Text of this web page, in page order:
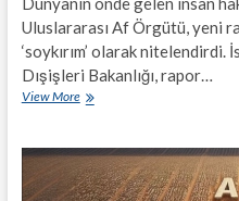
Uluslararası Af Örgütü, yeni
‘soykırım’ olarak
Dışişleri Bakanlığı, rapor…
View MoreUluslararası
Gazze’de
olanlar
“soykırım”…